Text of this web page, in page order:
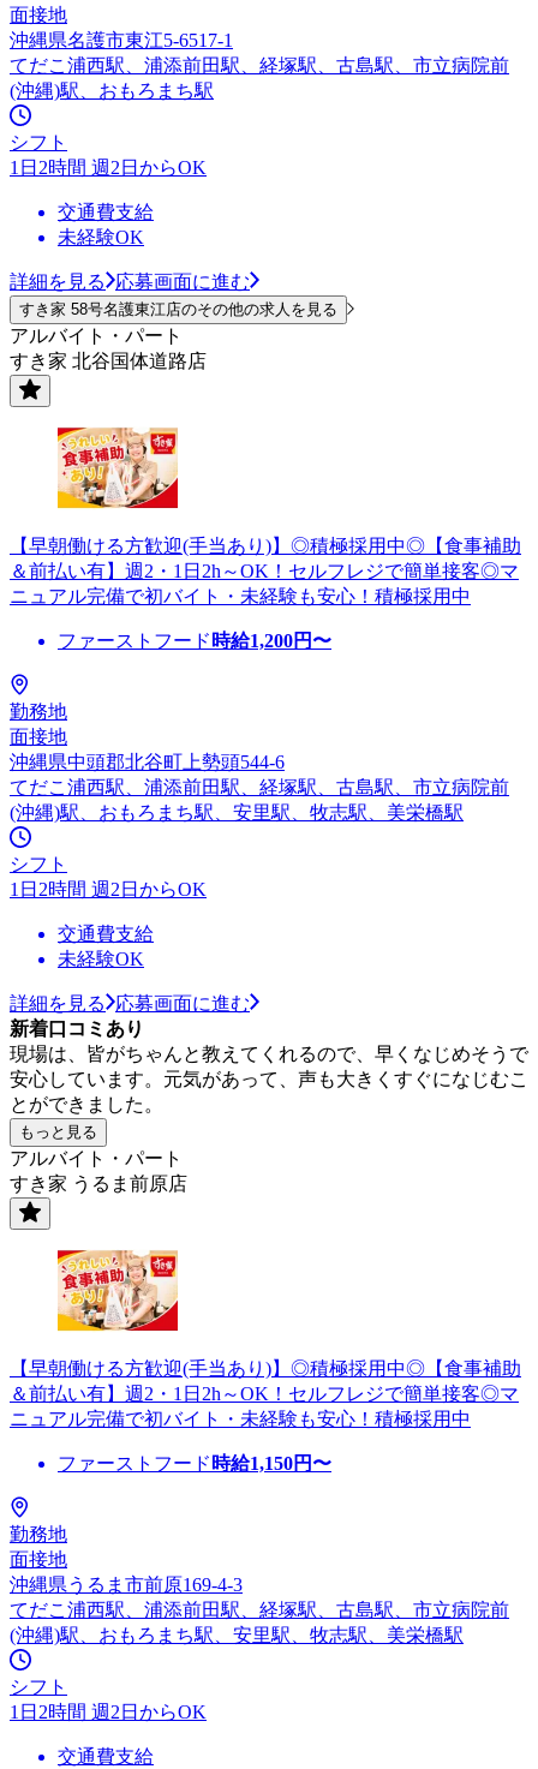
面接地
沖縄県名護市東江5-6517-1
てだこ浦西駅、浦添前田駅、経塚駅、古島駅、市立病院前
(沖縄)駅、おもろまち駅
シフト
1日2時間 週2日からOK
交通費支給
未経験OK
詳細を見る 応募画面に進む
すき家 58号名護東江店のその他の求人を見る
アルバイト・パート
すき家 北谷国体道路店
【早朝働ける方歓迎(手当あり)】◎積極採用中◎【食事補助
＆前払い有】週2・1日2h～OK！セルフレジで簡単接客◎マ
ニュアル完備で初バイト・未経験も安心！積極採用中
ファーストフード 時給1,200円〜
勤務地
面接地
沖縄県中頭郡北谷町上勢頭544-6
てだこ浦西駅、浦添前田駅、経塚駅、古島駅、市立病院前
(沖縄)駅、おもろまち駅、安里駅、牧志駅、美栄橋駅
シフト
1日2時間 週2日からOK
交通費支給
未経験OK
詳細を見る
応募画面に進む
新着口コミあり
現場は、皆がちゃんと教えてくれるので、早くなじめそうで
安心しています。元気があって、声も大きくすぐになじむこ
とができました。
もっと見る
アルバイト・パート
すき家 うるま前原店
【早朝働ける方歓迎(手当あり)】◎積極採用中◎【食事補助
＆前払い有】週2・1日2h～OK！セルフレジで簡単接客◎マ
ニュアル完備で初バイト・未経験も安心！積極採用中
ファーストフード 時給1,150円〜
勤務地
面接地
沖縄県うるま市前原169-4-3
てだこ浦西駅、浦添前田駅、経塚駅、古島駅、市立病院前
(沖縄)駅、おもろまち駅、安里駅、牧志駅、美栄橋駅
シフト
1日2時間 週2日からOK
交通費支給